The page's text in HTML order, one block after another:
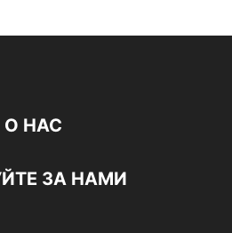
О НАС
ЗА НАМИ